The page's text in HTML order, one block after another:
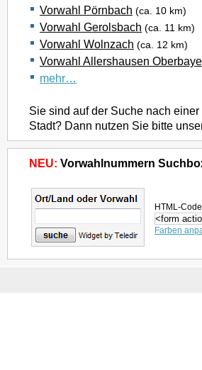
Vorwahl Pörnbach (ca. 10 km)
Vorwahl Gerolsbach (ca. 11 km)
Vorwahl Wolnzach (ca. 12 km)
Vorwahl Allershausen
mehr…
Sie sind auf der Suche nach
Stadt? Dann nutzen Sie bitte
NEU: Vorwahlnummern
HTML-
Farben